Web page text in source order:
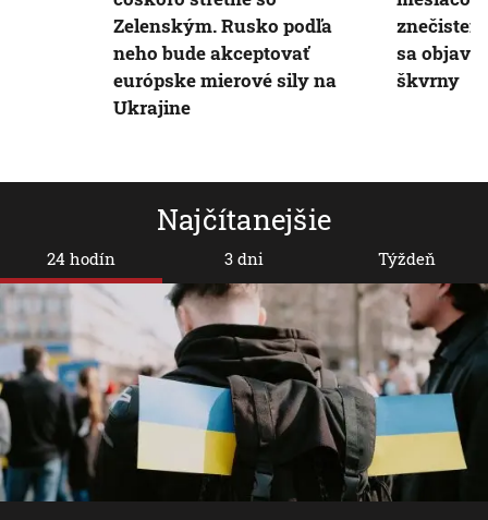
Najčítanejšie
24 hodín 3 dni Týždeň
Zelenským. Rusko podľa
neho bude akceptovať
európske mierové sily na
Ukrajine
sa
škvrny